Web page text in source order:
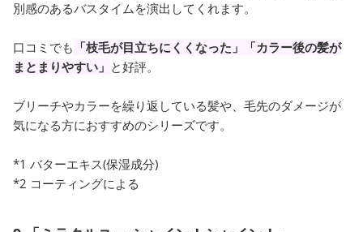
別感のあるバスタイムを演出してくれます。
口コミでも 「枝毛が目立ちにくくなった」「カラー後の髪が
まとまりやすい」 と好評。
ブリーチやカラーを繰り返している髪や、毛先のダメージが
気になる方におすすめのシリーズです。
*1 バターエキス(保湿成分)
*2 コーティングによる